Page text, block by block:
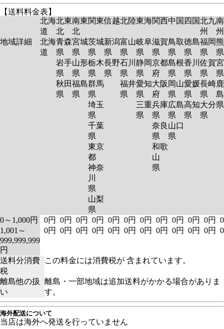
【送料料金表】
北海
道
北東
北
南東
北
関東信越北陸東海関西中国 四国北九
州
州
地域詳細
北海
道
青森
県
岩手
県
秋田
県
宮城
県
山形
県
福島
県
茨城
県
栃木
県
群馬
県
埼玉
県
千葉
県
東京
都
神奈
川
県
山梨
県
新潟
県
長野
県
富山
県
石川
県
福井
県
岐阜
県
静岡
県
愛知
県
三重
県
滋賀
県
京都
府
大阪
府
兵庫
県
奈良
県
和歌
山
県
鳥取
県
島根
県
岡山
県
広島
県
山口
県
徳島
県
香川
県
愛媛
県
高知
県
福岡
県
佐賀
県
長崎
県
大分
県
島
0～1,000円 0円 0円 0円 0円 0円 0円 0円 0円 0円 0円 0円
1,001～
999,999,999
円
0円 0円 0円 0円 0円 0円 0円 0円 0円 0円 0円
送料分消費
税
この料金には消費税が 含まれています。
離島他の扱
い
離島・一部地域は追加送料がかかる場合がありま
す。
海外配送について
当店は海外へ発送を行っていません